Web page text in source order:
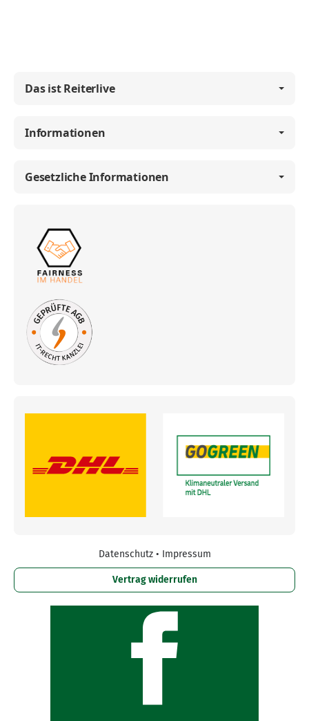
Das ist Reiterlive
Informationen
Gesetzliche Informationen
Datenschutz • Impressum
Vertrag widerrufen